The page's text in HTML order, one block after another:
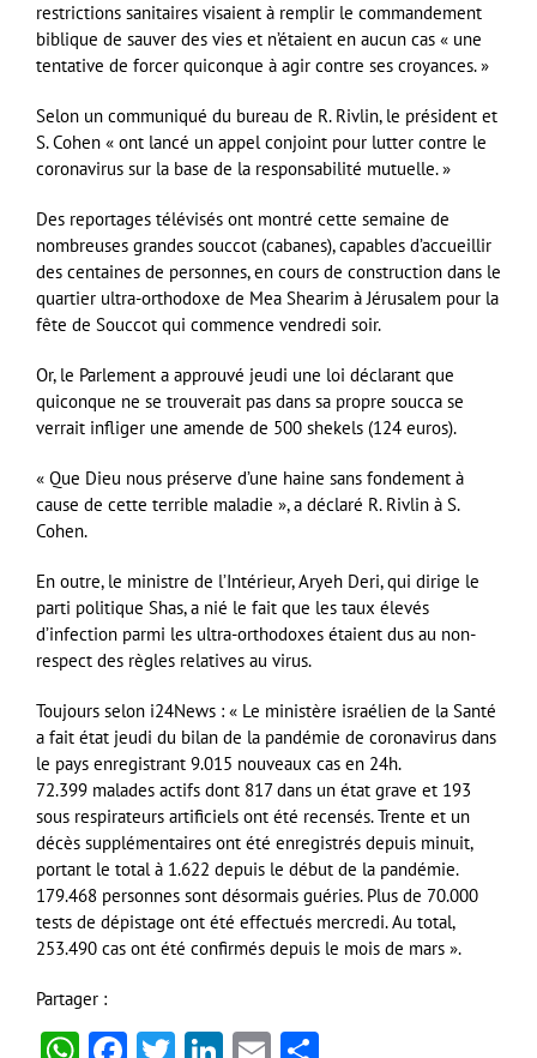
restrictions sanitaires visaient à remplir le commandement
biblique de sauver des vies et n’étaient en aucun cas « une
tentative de forcer quiconque à agir contre ses croyances. »
Selon un communiqué du bureau de R. Rivlin, le président et
S. Cohen « ont lancé un appel conjoint pour lutter contre le
coronavirus sur la base de la responsabilité mutuelle. »
Des reportages télévisés ont montré cette semaine de
nombreuses grandes souccot (cabanes), capables d’accueillir
des centaines de personnes, en cours de construction dans le
quartier ultra-orthodoxe de Mea Shearim à Jérusalem pour la
fête de Souccot qui commence vendredi soir.
Or, le Parlement a approuvé jeudi une loi déclarant que
quiconque ne se trouverait pas dans sa propre soucca se
verrait infliger une amende de 500 shekels (124 euros).
« Que Dieu nous préserve d’une haine sans fondement à
cause de cette terrible maladie », a déclaré R. Rivlin à S.
Cohen.
En outre, le ministre de l’Intérieur, Aryeh Deri, qui dirige le
parti politique Shas, a nié le fait que les taux élevés
d’infection parmi les ultra-orthodoxes étaient dus au non-
respect des règles relatives au virus.
Toujours selon i24News : « Le ministère israélien de la Santé
a fait état jeudi du bilan de la pandémie de coronavirus dans
le pays enregistrant 9.015 nouveaux cas en 24h.
72.399 malades actifs dont 817 dans un état grave et 193
sous respirateurs artificiels ont été recensés. Trente et un
décès supplémentaires ont été enregistrés depuis minuit,
portant le total à 1.622 depuis le début de la pandémie.
179.468 personnes sont désormais guéries. Plus de 70.000
tests de dépistage ont été effectués mercredi. Au total,
253.490 cas ont été confirmés depuis le mois de mars ».
Partager :